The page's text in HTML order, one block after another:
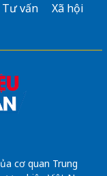
Tư vấn
Xã hội
cơ quan Trung